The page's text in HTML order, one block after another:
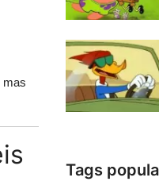
mas
Tags